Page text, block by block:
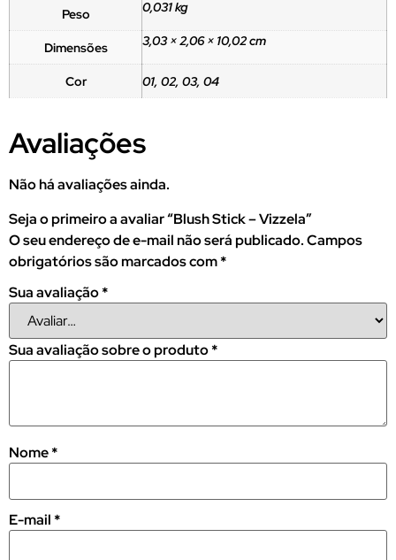
Peso 0,031 kg
Dimensões 3,03 × 2,06 × 10,02 cm
Cor 01, 02, 03, 04
Avaliações
Não há avaliações ainda.
Seja o primeiro a avaliar “Blush Stick – Vizzela”
O seu endereço de e-mail não será publicado.Campos
obrigatórios são marcados com*
Sua avaliação*
Sua avaliação sobre o produto*
Nome*
E-mail *